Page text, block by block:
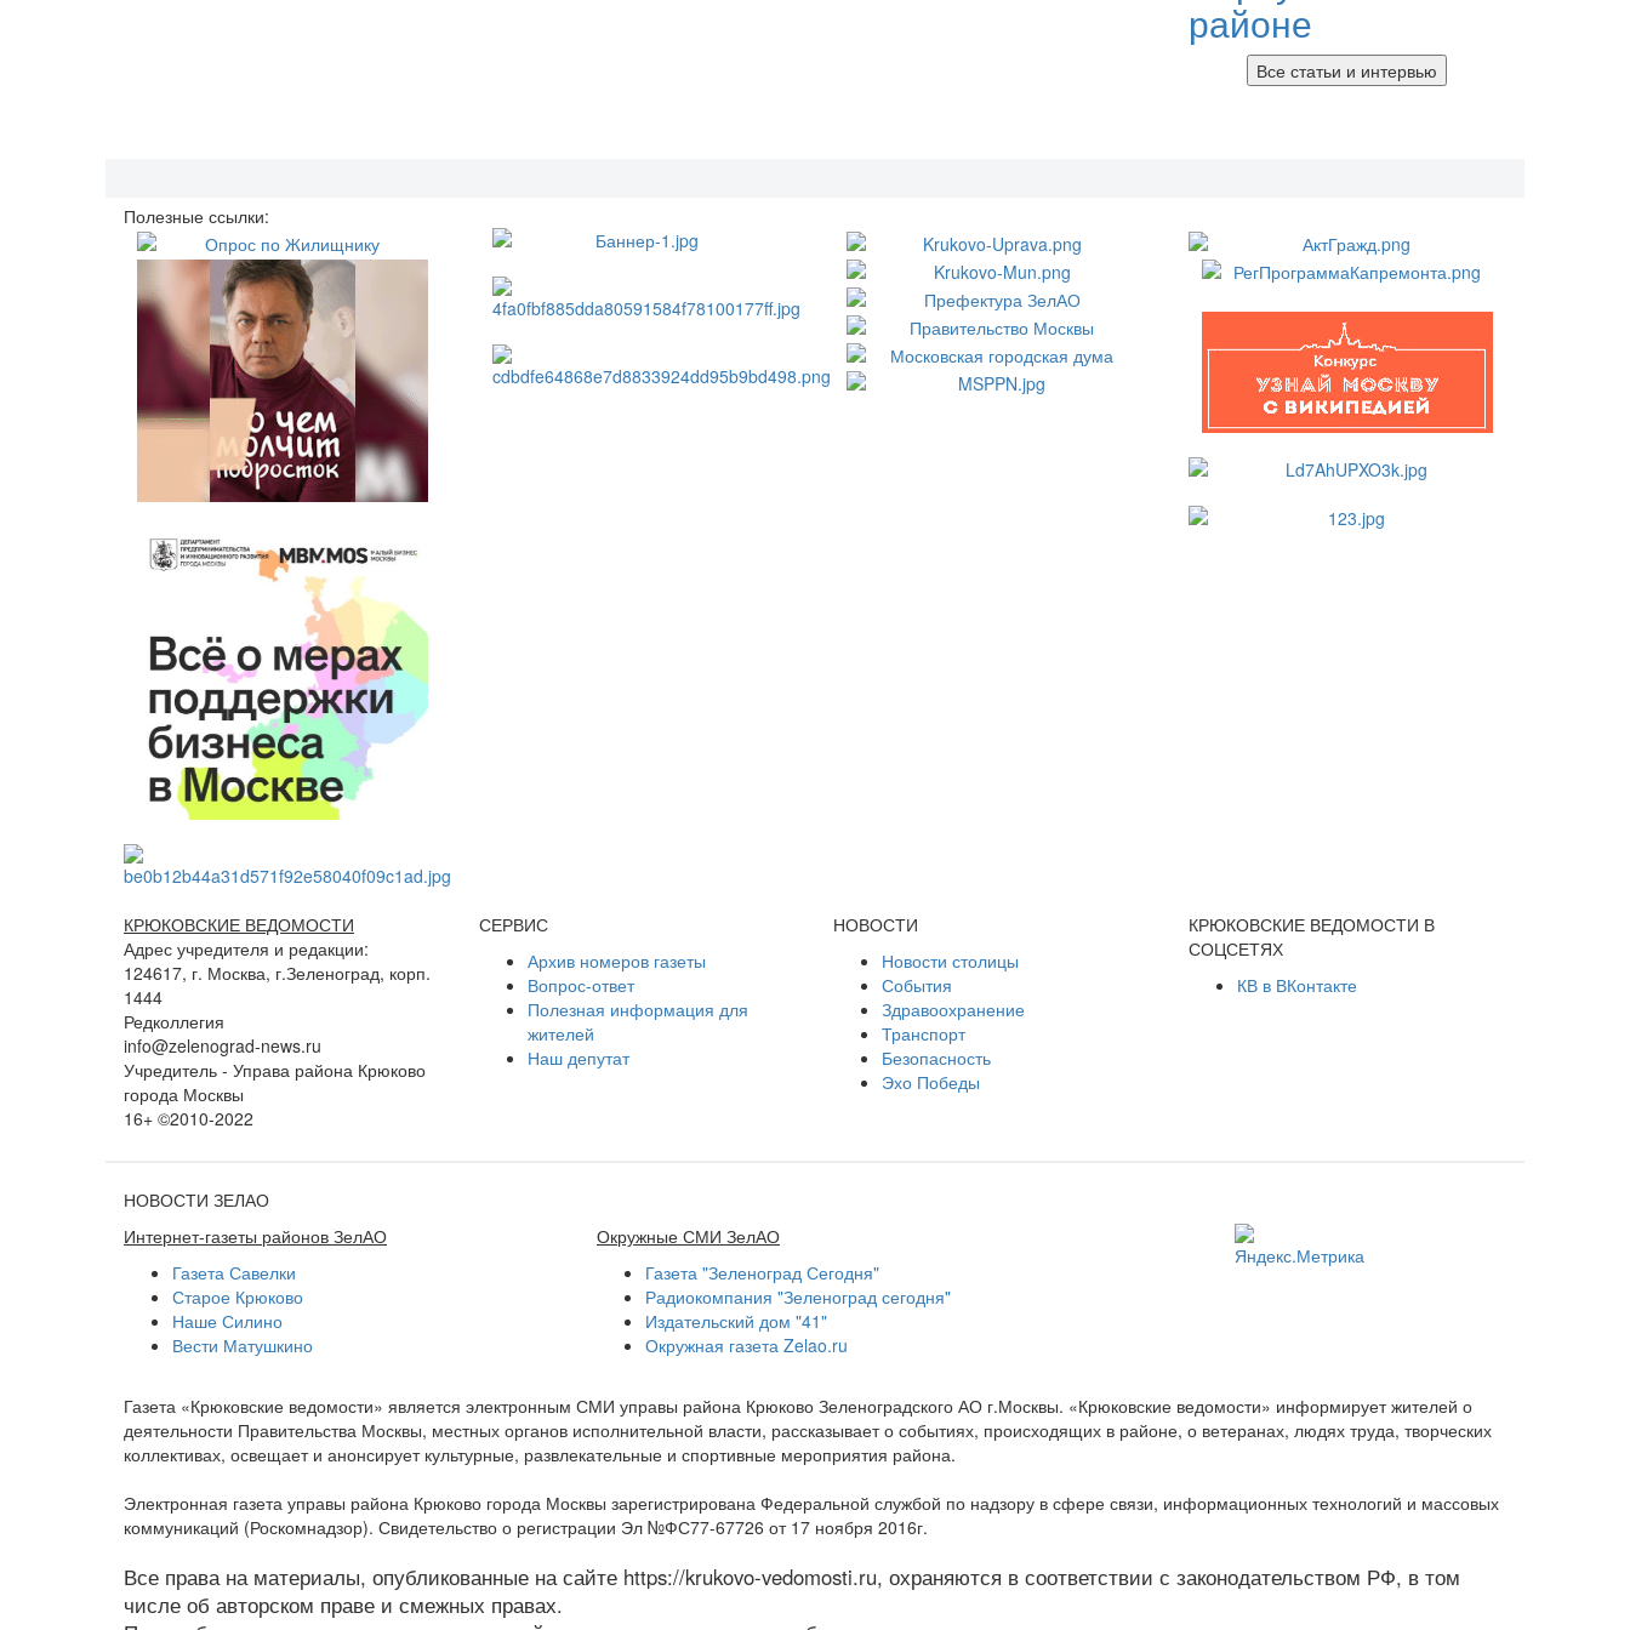
районе
Все статьи и интервью
Полезные ссылки:
КРЮКОВСКИЕ ВЕДОМОСТИ
Адрес учредителя и редакции:
124617, г. Москва, г.Зеленоград, корп.
1444
Редколлегия
info@zelenograd-news.ru
Учредитель - Управа района Крюково
города Москвы
16+ ©2010-2022
СЕРВИС
Архив номеров газеты
Вопрос-ответ
Полезная информация для
жителей
Наш депутат
НОВОСТИ
Новости столицы
События
Здравоохранение
Транспорт
Безопасность
Эхо Победы
КРЮКОВСКИЕ ВЕДОМОСТИ В
СОЦСЕТЯХ
КВ в ВКонтакте
НОВОСТИ ЗЕЛАО
Интернет-газеты районов ЗелАО
Газета Савелки
Старое Крюково
Наше Силино
Вести Матушкино
Окружные СМИ ЗелАО
Газета "Зеленоград Сегодня"
Радиокомпания "Зеленоград сегодня"
Издательский дом "41"
Окружная газета Zelao.ru
Газета «Крюковские ведомости» является электронным СМИ управы района Крюково Зеленоградского АО г.Москвы. «Крюковские ведомости» информирует жителей о
деятельности Правительства Москвы, местных органов исполнительной власти, рассказывает о событиях, происходящих в районе, о ветеранах, людях труда, творческих
коллективах, освещает и анонсирует культурные, развлекательные и спортивные мероприятия района.
Электронная газета управы района Крюково города Москвы зарегистрирована Федеральной службой по надзору в сфере связи, информационных технологий и массовых
коммуникаций (Роскомнадзор). Свидетельство о регистрации Эл №ФС77-67726 от 17 ноября 2016г.
Все права на материалы, опубликованные на сайте https://krukovo-vedomosti.ru, охраняются в соответствии с законодательством РФ, в том
числе об авторском праве и смежных правах.